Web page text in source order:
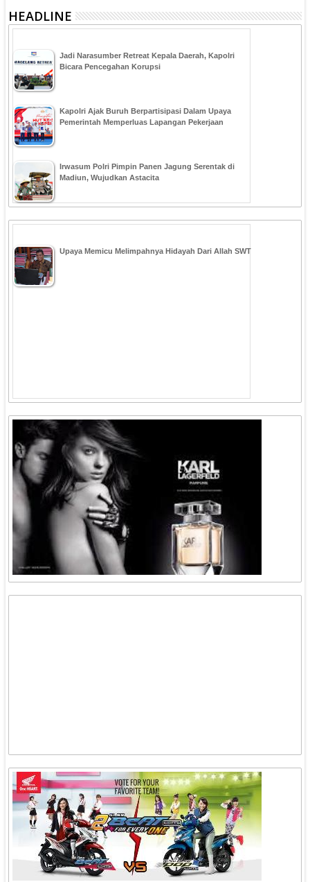
HEADLINE
Jadi Narasumber Retreat Kepala Daerah, Kapolri
Bicara Pencegahan Korupsi
Kapolri Ajak Buruh Berpartisipasi Dalam Upaya
Pemerintah Memperluas Lapangan Pekerjaan
Irwasum Polri Pimpin Panen Jagung Serentak di
Madiun, Wujudkan Astacita
Upaya Memicu Melimpahnya Hidayah Dari Allah SWT